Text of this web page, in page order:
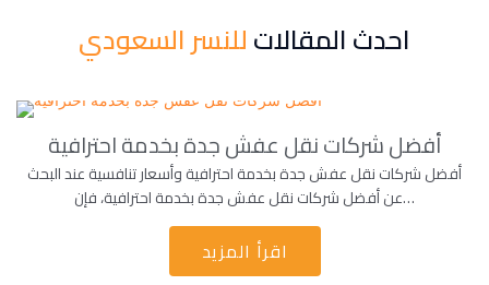
احدث المقالاتللنسر السعودي
أفضل شركات نقل عفش جدة بخدمة احترافية
أفضل شركات نقل عفش جدة بخدمة احترافية وأسعار تنافسية عند البحث
عن أفضل شركات نقل عفش جدة بخدمة احترافية، فإن…
اقرأ المزيد